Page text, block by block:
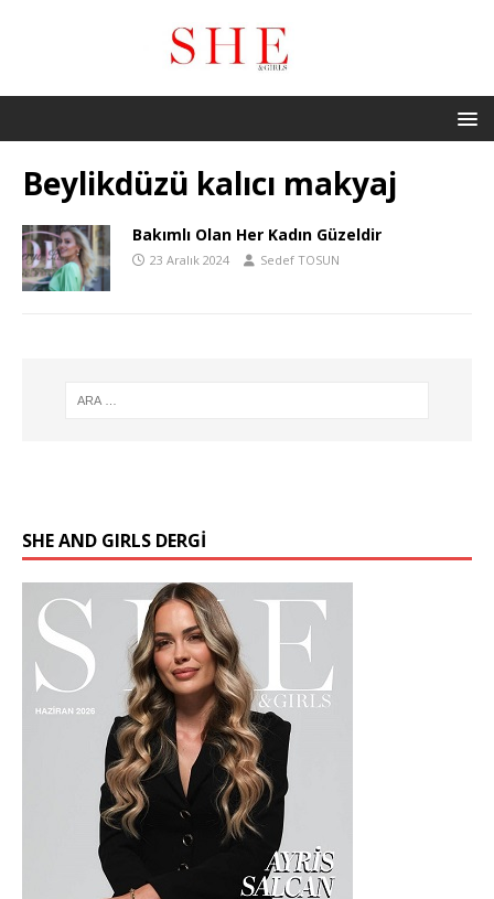
Beylikdüzü kalıcı makyaj
Bakımlı Olan Her Kadın Güzeldir
23 Aralık 2024 Sedef TOSUN
SHE AND GIRLS DERGİ